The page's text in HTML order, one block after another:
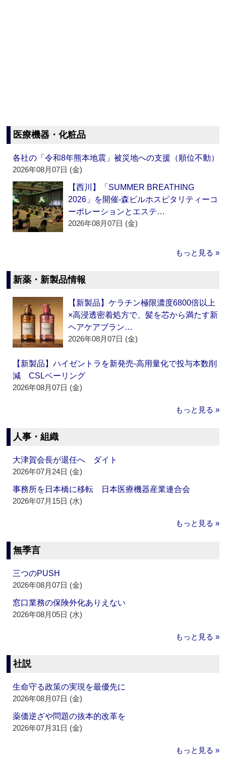
医療機器・化粧品
各社の「令和8年熊本地震」被災地への支援（順位不動）
2026年08月07日 (金)
【西川】「SUMMER BREATHING
2026」を開催‐森ビルホスピタリティーコ
ーポレーションとエステ…
2026年08月07日 (金)
もっと見る »
新薬・新製品情報
【新製品】ケラチン極限濃度6800倍以上
×高浸透密着処方で、髪を芯から満たす新
ヘアケアブラン…
2026年08月07日 (金)
【新製品】ハイゼントラを新発売‐高用量化で投与本数削
減 CSLベーリング
2026年08月07日 (金)
もっと見る »
人事・組織
大津賀会長が退任へ ダイト
2026年07月24日 (金)
事務所を日本橋に移転 日本医療機器産業連合会
2026年07月15日 (水)
もっと見る »
無季言
三つのPUSH
2026年08月07日 (金)
窓口業務の保険外化ありえない
2026年08月05日 (水)
もっと見る »
社説
生命守る政策の実現を最優先に
2026年08月07日 (金)
薬価逆ざや問題の抜本的改革を
2026年07月31日 (金)
もっと見る »